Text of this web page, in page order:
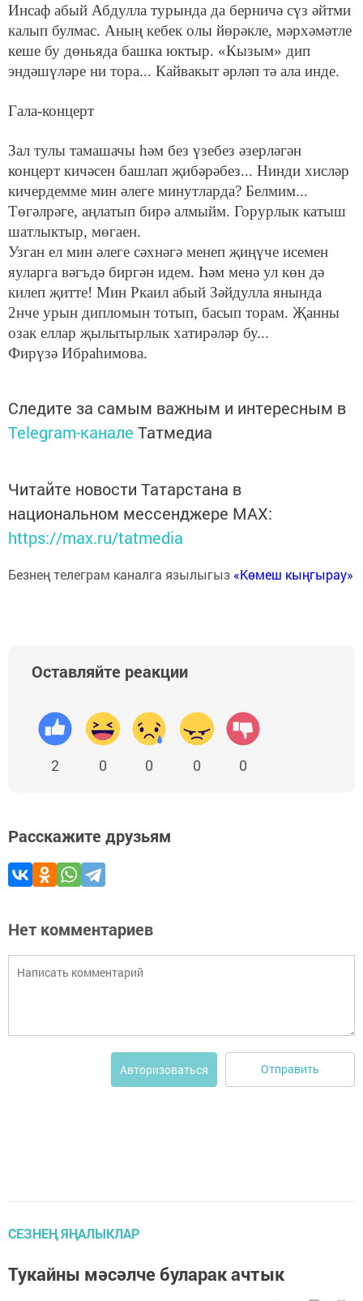
Инсаф абый Абдулла турында да берничә сүз әйтми
калып булмас. Аның кебек олы йөрәкле, мәрхәмәтле
кеше бу дөньяда башка юктыр. «Кызым» дип
эндәшүләре ни тора... Кайвакыт әрләп тә ала инде.
Гала-концерт
Зал тулы тамашачы һәм без үзебез әзерләгән
концерт кичәсен башлап җибәрәбез... Нинди хисләр
кичердемме мин әлеге минутларда? Белмим...
Төгәлрәге, аңлатып бирә алмыйм. Горурлык катыш
шатлыктыр, мөгаен.
Узган ел мин әлеге сәхнәгә менеп җиңүче исемен
яуларга вәгъдә биргән идем. Һәм менә ул көн дә
килеп җитте! Мин Ркаил абый Зәйдулла янында
2нче урын дипломын тотып, басып торам. Җанны
озак еллар җылытырлык хатирәләр бу...
Фирүзә Ибраһимова.
Следите за самым важным и интересным в
Telegram-канале Татмедиа
Читайте новости Татарстана в
национальном мессенджере MАХ:
https://max.ru/tatmedia
Безнең телеграм каналга язылыгыз «Көмеш кыңгырау»
Оставляйте реакции
2 0 0 0 0
Расскажите друзьям
Нет комментариев
Авторизоваться Отправить
СЕЗНЕҢ ЯҢАЛЫКЛАР
Тукайны мәсәлче буларак ачтык